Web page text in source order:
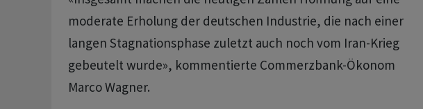
moderate Erholung der deutschen Industrie, die nach einer
langen Stagnationsphase zuletzt auch noch vom Iran-Krieg
gebeutelt wurde», kommentierte Commerzbank-Ökonom
Marco Wagner.